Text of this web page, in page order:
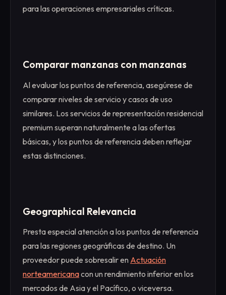
para las operaciones empresariales críticas.
Comparar manzanas con manzanas
Al evaluar los puntos de referencia, asegúrese de
comparar niveles de servicio y casos de uso
similares. Los servicios de representación residencial
premium superan naturalmente a las ofertas
básicas, y los puntos de referencia deben reflejar
estas distinciones.
Geographical Relevancia
Presta especial atención a los puntos de referencia
para las regiones geográficas de destino. Un
proveedor puede sobresalir en Actuación
norteamericanacon un rendimiento inferior en los
mercados de Asia y el Pacífico, o viceversa.